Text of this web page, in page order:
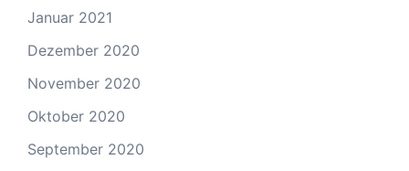
Januar 2021
Dezember 2020
November 2020
Oktober 2020
September 2020